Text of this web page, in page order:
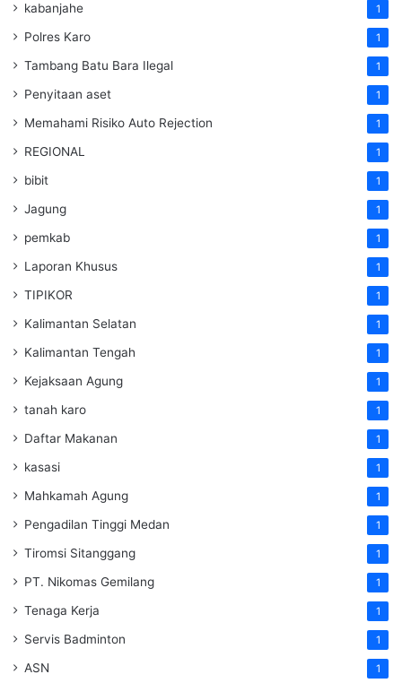
kabanjahe 1
Polres Karo 1
Tambang Batu Bara Ilegal 1
Penyitaan aset 1
Memahami Risiko Auto Rejection 1
REGIONAL 1
bibit 1
Jagung 1
pemkab 1
Laporan Khusus 1
TIPIKOR 1
Kalimantan Selatan 1
Kalimantan Tengah 1
Kejaksaan Agung 1
tanah karo 1
Daftar Makanan 1
kasasi 1
Mahkamah Agung 1
Pengadilan Tinggi Medan 1
Tiromsi Sitanggang 1
PT. Nikomas Gemilang 1
Tenaga Kerja 1
Servis Badminton 1
ASN 1